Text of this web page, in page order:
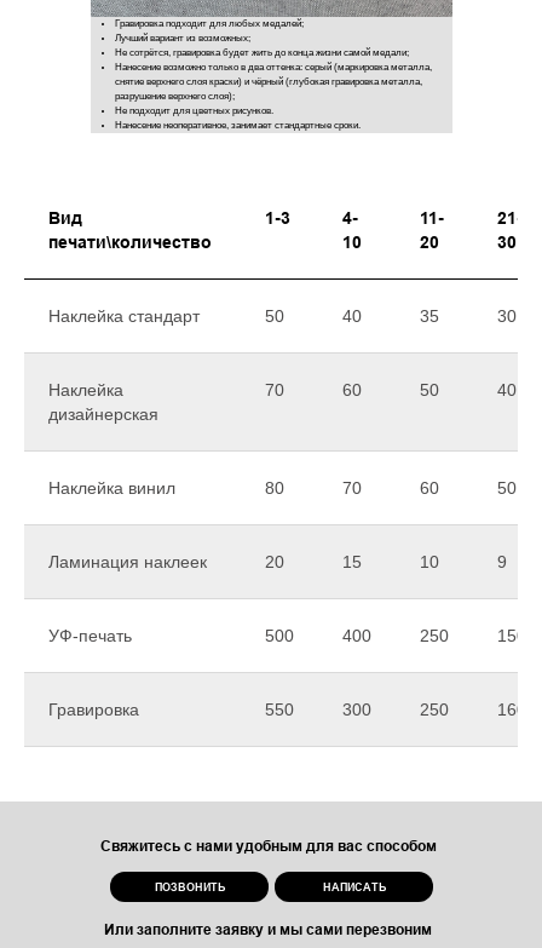
Гравировка подходит для любых медалей;
Лучший вариант из возможных;
Не сотрётся, гравировка будет жить до конца жизни самой медали;
Нанесение возможно только в два оттенка: серый (маркировка металла,
снятие верхнего слоя краски) и чёрный (глубокая гравировка металла,
разрушение верхнего слоя);
Не подходит для цветных рисунков.
Нанесение неоперативное, занимает стандартные сроки.
Вид
печати\количество
1-3
4-
10
11-
20
21-
30
Наклейка стандарт 50 40 35 30
Наклейка
дизайнерская
70 60 50 40
Наклейка винил 80 70 60 50
Ламинация наклеек 20 15 10 9
УФ-печать 500 400 250 150
Гравировка 550 300 250 160
НАПИСАТЬ
ПОЗВОНИТЬ
Свяжитесь с нами удобным для вас способом
Или заполните заявку и мы сами перезвоним